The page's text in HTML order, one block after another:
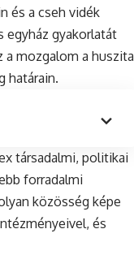
és a cseh vidék
egyház gyakorlatát
a mozgalom a huszita
határain.
társadalmi, politikai
forradalmi
közösség képe
és